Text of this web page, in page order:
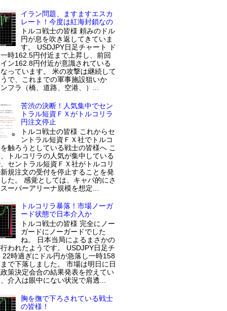
イラン問題、ますますエスカ
レート！今度は紅海封鎖なの
トルコ戦士の皆様 頼みのドル
円が息を吹き返してきていま
す。 USDJPY日足チャート ド
時162.5円付近まで上昇し、前回
ン162.8円付近が意識されている
っています。 米の攻撃は継続して
で、これまでの軍事施設狙いか
フラ（橋、道路、空港、）...
苦渋の決断！人気集中でセン
トラル短資ＦＸがトルコリラ
円注文停止
トルコ戦士の皆様 これからセ
ントラル短資ＦＸ社でトルコ
触ろうとしている戦士の皆様へ こ
トルコリラの人気が集中している
セントラル短資ＦＸ社がトルコリ
規注文の受付を停止することを発
た。 感覚としては、キャパ的にさ
ーパーアリーナ規模を想定...
トルコリラ暴落！市場ノーガ
ード状態で日本介入か
トルコ戦士の皆様 完全にノー
ガードにノーガードでした
ね。 日本当局によるまさかの
われたようです。 USDJPY日足チ
22時過ぎにドル円が急落し一時158
で下落しました。 市場は明日に日
策決定会合の結果発表を控えてい
介入は眼中にない状況で肩透...
胸を撫で下ろされている戦士
の皆様！